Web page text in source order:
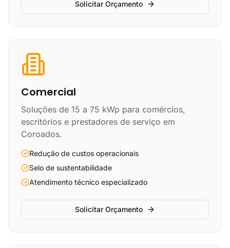
Solicitar Orçamento
Comercial
Soluções de 15 a 75 kWp para comércios,
escritórios e prestadores de serviço em
Coroados.
Redução de custos operacionais
Selo de sustentabilidade
Atendimento técnico especializado
Solicitar Orçamento